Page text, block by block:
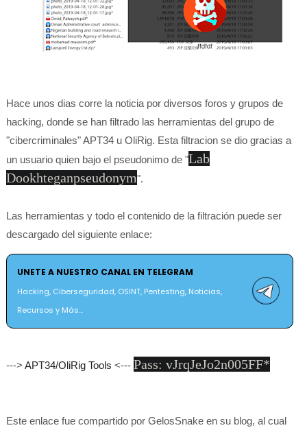
Hace unos dias corre la noticia por diversos foros y grupos de
hacking, donde se han filtrado las herramientas del grupo de
"cibercriminales" APT34 u OliRig. Esta filtracion se dio gracias a
un usuario quien bajo el pseudonimo de "Lab
Dookhteganpseudonym".
Las herramientas y todo el contenido de la filtración puede ser
descargado del siguiente enlace:
UNETE A NUESTRO CANAL EN TELEGRAM
Hacking, Ciberseguridad, OSINT, Pentesting, Noticias,
Recursos y Más...
---> APT34/OliRig Tools <--- Pass: vJrqJeJo2n005FF*
Este enlace fue compartido por GelosSnake en su blog, al cual